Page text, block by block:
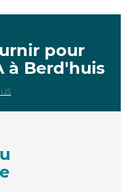
pour
à Berd'huis